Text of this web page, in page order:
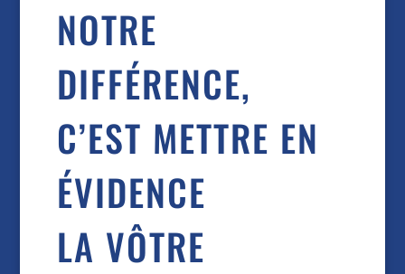
NOTRE
DIFFÉRENCE,
C’EST METTRE EN
ÉVIDENCE
LA VÔTRE